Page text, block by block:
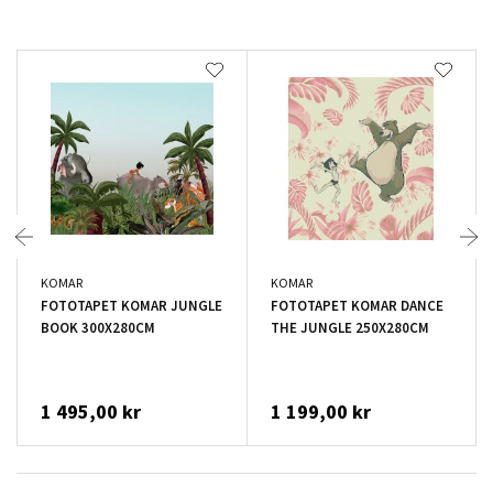
KOMAR
FOTOTAPET KOMAR JUNGLE
BOOK 300X280CM
1 495,00 kr
KOMAR
FOTOTAPET KOMAR DANCE
THE JUNGLE 250X280CM
1 199,00 kr